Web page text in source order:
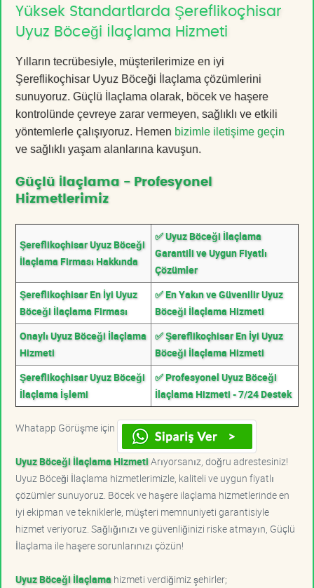
Yüksek Standartlarda Şereflikoçhisar
Uyuz Böceği İlaçlama Hizmeti
Yılların tecrübesiyle, müşterilerimize en iyi
Şereflikoçhisar Uyuz Böceği İlaçlama çözümlerini
sunuyoruz. Güçlü İlaçlama olarak, böcek ve haşere
kontrolünde çevreye zarar vermeyen, sağlıklı ve etkili
yöntemlerle çalışıyoruz. Hemen bizimle iletişime geçin
ve sağlıklı yaşam alanlarına kavuşun.
Güçlü İlaçlama - Profesyonel
Hizmetlerimiz
Şereflikoçhisar Uyuz Böceği
İlaçlama Firması Hakkında
✅ Uyuz Böceği İlaçlama
Garantili ve Uygun Fiyatlı
Çözümler
Şereflikoçhisar En İyi Uyuz
Böceği İlaçlama Firması
✅ En Yakın ve Güvenilir Uyuz
Böceği İlaçlama Hizmeti
Onaylı Uyuz Böceği İlaçlama
Hizmeti
✅ Şereflikoçhisar En İyi Uyuz
Böceği İlaçlama Hizmeti
Şereflikoçhisar Uyuz Böceği
İlaçlama İşlemi
✅ Profesyonel Uyuz Böceği
İlaçlama Hizmeti - 7/24 Destek
Whatapp Görüşme için
Uyuz Böceği İlaçlama HizmetiArıyorsanız, doğru adrestesiniz!
Uyuz Böceği İlaçlama hizmetlerimizle, kaliteli ve uygun fiyatlı
çözümler sunuyoruz. Böcek ve haşere ilaçlama hizmetlerinde en
iyi ekipman ve tekniklerle, müşteri memnuniyeti garantisiyle
hizmet veriyoruz. Sağlığınızı ve güvenliğinizi riske atmayın, Güçlü
İlaçlama ile haşere sorunlarınızı çözün!
Uyuz Böceği İlaçlama hizmeti verdiğimiz şehirler;